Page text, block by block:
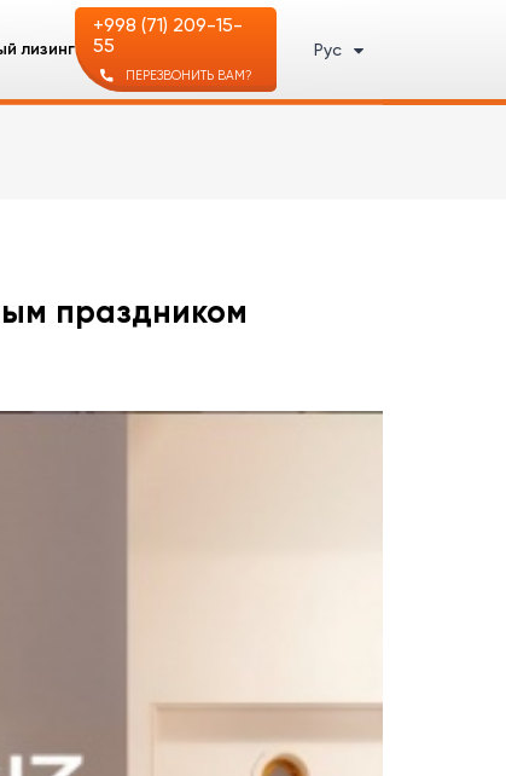
лизинг
+998 (71) 209-15-
55
ПЕРЕЗВОНИТЬ ВАМ?
Рус
праздником